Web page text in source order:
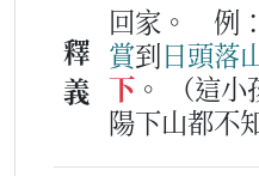
釋
義
回家。 例：
賞到日頭落
下 。
（這
陽下山都不